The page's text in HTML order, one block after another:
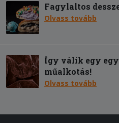
Fagylaltos
Olvass tovább
Így válik egy
műalkotás!
Olvass tovább